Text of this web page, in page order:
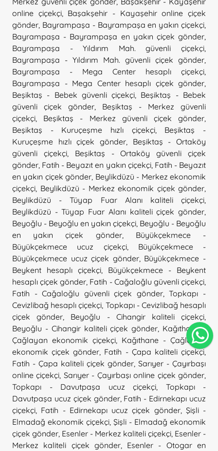
online çiçekçi, Başakşehir - Kayaşehir online çiçek
gönder Bayrampaşa - Bayrampaşa en yakın çiçekçi
Bayrampaşa - Bayrampaşa en yakın çiçek gönder
Bayrampaşa - Yıldırım Mah. güvenli çiçekçi
Bayrampaşa - Yıldırım Mah. güvenli çiçek gönder
Bayrampaşa - Mega Center hesaplı çiçekçi
Bayrampaşa - Mega Center hesaplı çiçek gönder
Beşiktaş - Bebek güvenli çiçekçi
Beşiktaş - Bebek
güvenli çiçek gönder
Beşiktaş - Merkez güvenli
çiçekçi
Beşiktaş - Merkez güvenli çiçek gönder
Beşiktaş - Kuruçeşme hızlı çiçekçi, Beşiktaş -
Kuruçeşme hızlı çiçek gönder
Beşiktaş - Ortaköy
güvenli çiçekçi, Beşiktaş - Ortaköy güvenli çiçek
gönder Fatih - Beyazıt en yakın çiçekçi, Fatih - Beyazıt
en yakın çiçek gönder Beylikdüzü - Merkez ekonomik
çiçekçi Beylikdüzü - Merkez ekonomik çiçek gönder
Beylikdüzü - Tüyap Fuar Alanı kaliteli çiçekçi
Beylikdüzü - Tüyap Fuar Alanı kaliteli çiçek gönder
Beyoğlu - Beyoğlu en yakın çiçekçi Beyoğlu - Beyoğlu
en yakın çiçek gönder, Büyükçekmece -
Büyükçekmece ucuz çiçekçi, Büyükçekmece -
Büyükçekmece ucuz çiçek gönder, Büyükçekmece -
Beykent hesaplı çiçekçi
Büyükçekmece - Beykent
hesaplı çiçek gönder Fatih - Cağaloğlu güvenli çiçekçi
Fatih - Cağaloğlu güvenli çiçek gönder,Topkapı -
Cevizlibağ hesaplı çiçekçi Topkapı - Cevizlibağ hesaplı
çiçek gönder
Beyoğlu - Cihangir kaliteli çiçekçi
Beyoğlu - Cihangir kaliteli çiçek gönder Kağıthane -
Çağlayan ekonomik çiçekçi
Kağıthane - Çağlayan
ekonomik çiçek gönder Fatih - Çapa kaliteli çiçekçi,
Fatih - Çapa kaliteli çiçek gönder Sarıyer - Çayırbaşı
online çiçekçi Sarıyer - Çayırbaşı online çiçek gönder
Topkapı - Davutpaşa ucuz çiçekçi
Topkapı -
Davutpaşa ucuz çiçek gönder, Fatih - Edirnekapı ucuz
çiçekçi Fatih - Edirnekapı ucuz çiçek gönder, Şişli -
Elmadağ ekonomik çiçekçi Şişli - Elmadağ ekonomik
çiçek gönder Esenler - Merkez kaliteli çiçekçi Esenler -
Merkez kaliteli çiçek gönder, Esenler - Otogar en